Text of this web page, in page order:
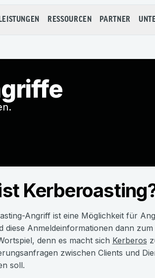
RESSOURCEN PARTNER
Angriff ist eine Möglichkeit für
diese Anmeldeinformationen dann
denn es macht sich Kerberos
zwischen Clients und
soll.